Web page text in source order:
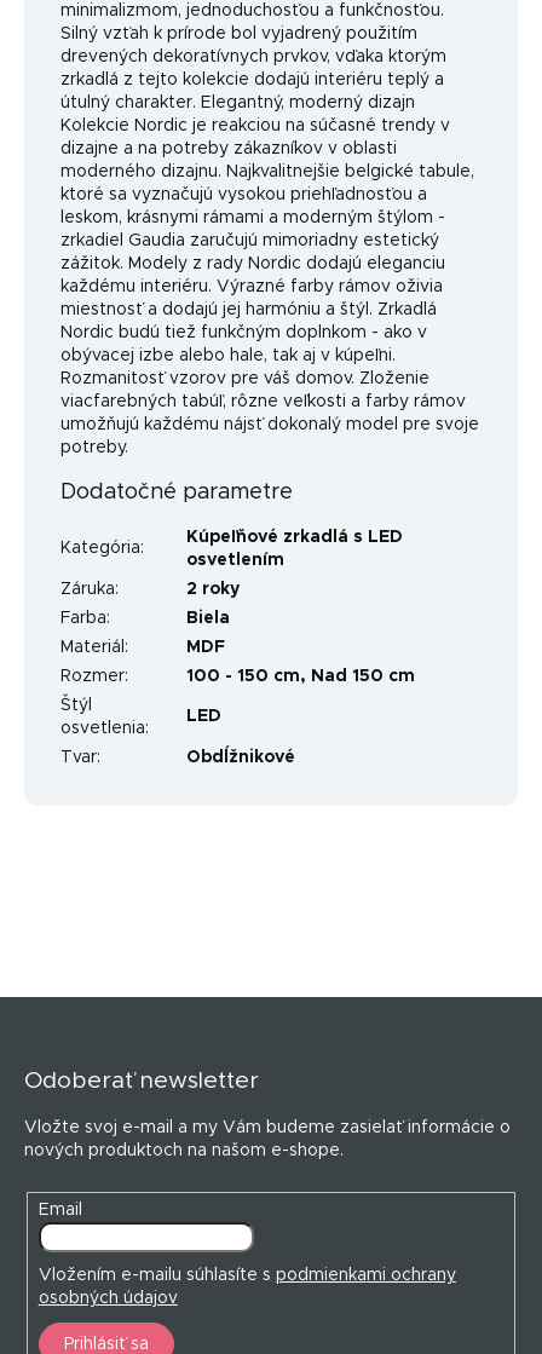
minimalizmom, jednoduchosťou a funkčnosťou.
Silný vzťah k prírode bol vyjadrený použitím
drevených dekoratívnych prvkov, vďaka ktorým
zrkadlá z tejto kolekcie dodajú interiéru teplý a
útulný charakter. Elegantný, moderný dizajn
Kolekcie Nordic je reakciou na súčasné trendy v
dizajne a na potreby zákazníkov v oblasti
moderného dizajnu. Najkvalitnejšie belgické tabule,
ktoré sa vyznačujú vysokou priehľadnosťou a
leskom, krásnymi rámami a moderným štýlom -
zrkadiel Gaudia zaručujú mimoriadny estetický
zážitok. Modely z rady Nordic dodajú eleganciu
každému interiéru. Výrazné farby rámov oživia
miestnosť a dodajú jej harmóniu a štýl. Zrkadlá
Nordic budú tiež funkčným doplnkom - ako v
obývacej izbe alebo hale, tak aj v kúpeľni.
Rozmanitosť vzorov pre váš domov. Zloženie
viacfarebných tabúľ, rôzne veľkosti a farby rámov
umožňujú každému nájsť dokonalý model pre svoje
potreby.
Dodatočné parametre
Kategória:
Kúpeľňové zrkadlá s LED
osvetlením
Záruka:
2 roky
Farba:
Biela
Materiál :
MDF
Rozmer:
100 - 150 cm, Nad 150 cm
Štýl
osvetlenia:
LED
Tvar: Obdĺžnikové
Odoberať newsletter
Vložte svoj e-mail a my Vám budeme zasielať informácie o
nových produktoch na našom e-shope.
Email
Vložením e-mailu súhlasíte s podmienkami ochrany
osobných údajov
Prihlásiť sa